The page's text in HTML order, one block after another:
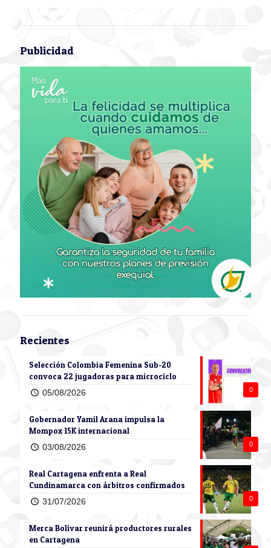
Publicidad
Recientes
0
Selección Colombia Femenina Sub-20
convoca 22 jugadoras para microciclo
05/08/2026
0
Gobernador Yamil Arana impulsa la
Mompox 15K internacional
03/08/2026
0
Real Cartagena enfrenta a Real
Cundinamarca con árbitros confirmados
31/07/2026
Merca Bolívar reunirá productores rurales
en Cartagena